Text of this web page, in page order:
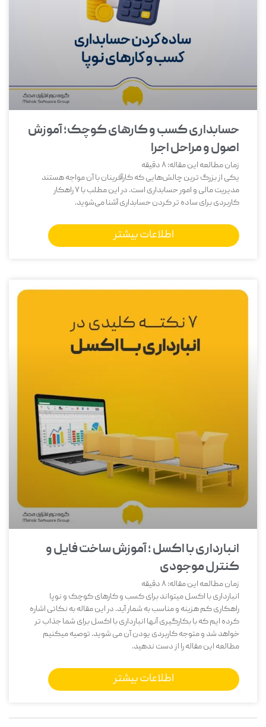
حسابداری کسب و کارهای کوچک؛ آموزش
اصول و مراحل اجرا
زمان مطالعه این مقاله:8دقیقه
یکی از بزرگ‌ ترین چالش‌هایی که کارآفرینان با آن مواجه هستند
مدیریت مالی و امور حسابداری است. در این مطلب با 7 راهکار
کاربردی برای ساده تر کردن حسابداری آشنا می‌شوید.
اطلاعات بیشتر
انبارداری با اکسل ؛ آموزش ساخت فایل و
کنترل موجودی
زمان مطالعه این مقاله:8دقیقه
انبارداری با اکسل میتواند برای کسب و کارهای کوچک و نوپا
راهکاری کم هزینه و مناسب به شمار آید. در این مقاله به نکاتی اشاره
کرده ایم که با بکارگیری آنها انبارداری با اکسل برای شما جذاب تر
خواهد شد و متوجه کاربردی یودن آن می شوید. توصیه میکنیم
مطالعه این مقاله را از دست ندهید.
اطلاعات بیشتر